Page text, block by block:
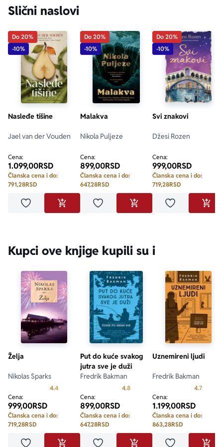
Slični naslovi
Do 20%
-10%
Nasleđe tišine
Jael van der Vouden
Cena:
1.099,00RSD
Članska cena i do:
791,28RSD
Dodaj u omiljeneDODAJ U KORPU
Do 20%
-10%
Malakva
Nikola Puljeze
Cena:
899,00RSD
Članska cena i do:
647,28RSD
Dodaj u omiljeneDODAJ U KORPU
Do 20%
-10%
Svi znakovi
Džesi Rozen
Cena:
999,00RSD
Članska cena i do:
719,28RSD
Dodaj u
Kupci ove knjige kupili su i
Želja
Nikolas Sparks
4.4Prosecna ocena je 4.4 od 5
Cena:
999,00RSD
Članska cena i do:
719,28RSD
Put do kuće svakog
jutra sve je duži
Fredrik Bakman
4.8Prosecna ocena je 4.8 od 5
Cena:
899,00RSD
Članska cena i do:
647,28RSD
Uznemireni ljudi
Fredrik Bakman
4.7
Cena:
1.199,00RSD
Članska cena i do:
863,28RSD